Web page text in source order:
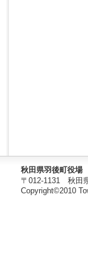
秋田県羽後町役場
〒012-1131 秋田
Copyright©2010